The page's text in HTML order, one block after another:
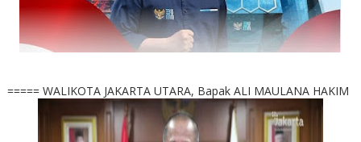
===== WALIKOTA JAKARTA UTARA, Bapak ALI MAULANA HAKIM